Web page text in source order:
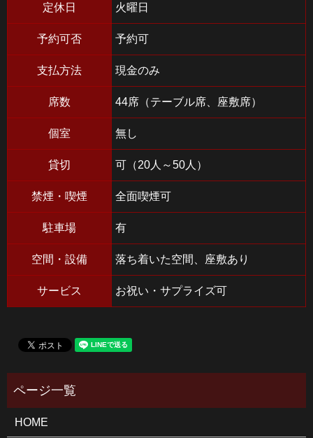
定休日 火曜日
予約可否 予約可
支払方法 現金のみ
席数 44席（テーブル席、座敷席）
個室 無し
貸切 可（20人～50人）
禁煙・喫煙 全面喫煙可
駐車場 有
空間・設備 落ち着いた空間、座敷あり
サービス お祝い・サプライズ可
HOME